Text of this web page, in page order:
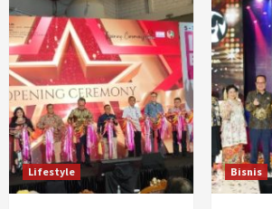
Lifestyle Bisnis